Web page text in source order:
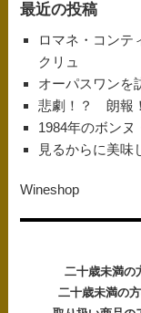
最近の投稿
ロマネ・コンテ
クリュ
オーパスワンを
悲劇！？ 朗報
1984年のボン
見るからに美味
Wineshop
二十歳未満の
二十歳未満の